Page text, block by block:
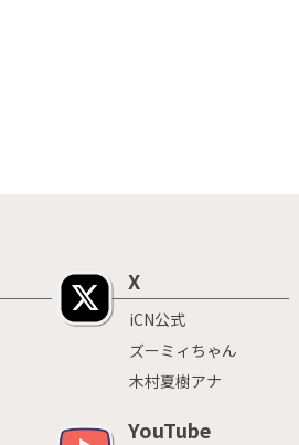
X
iCN公式
ズーミィちゃん
木村夏樹アナ
YouTube